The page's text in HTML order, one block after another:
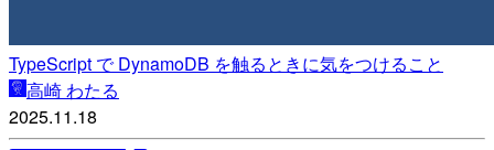
TypeScript で DynamoDB を触るときに気をつけること
高崎 わたる
2025.11.18